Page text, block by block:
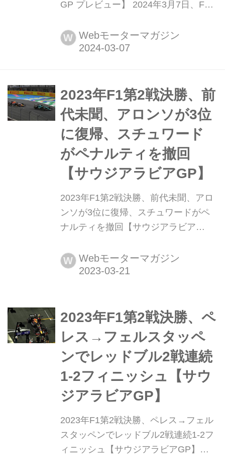
GP プレビュー】 2024年3月7日、F1
ラビア第二の都市ジェッダの市街地コ
ース(ジェッダ・コーニッシュ・サーキ
迎える。レッドブルの1-2フィニッシ
ュで幕を開けた2024年F1シーズン
は、...
W Webモーターマガジン
2023年F1第2戦決勝、前
代未聞、アロンソが3位
に復帰、スチュワード
がペナルティを撤回
【サウジアラビアGP】
2023年F1第2戦決勝、前代未聞、アロ
ンソが3位に復帰、スチュワードがペ
ナルティを撤回【サウジアラビア
第2戦サウジアラビアGP決勝で3位で
フィニッシュしながら、レース後、ペ
が3位に復活した。スチュワードがペ
ナルティを撤回した。
W Webモーターマガジン
2023年F1第2戦決勝、ペ
レス→フェルスタッペ
ンでレッドブル2戦連続
1-2フィニッシュ【サウ
ジアラビアGP】
2023年F1第2戦決勝、ペレス→フェル
スタッペンでレッドブル2戦連続1-2フ
ィニッシュ【サウジアラビアGP】